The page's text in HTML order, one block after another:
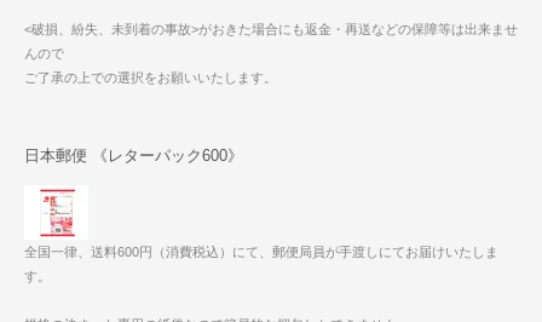
<破損、紛失、未到着の事故>がおきた場合にも返金・再送などの保障等は出来ませ
んので
ご了承の上での選択をお願いいたします。
日本郵便 《レターパック600》
全国一律、送料600円（消費税込）にて、郵便局員が手渡しにてお届けいたしま
す。